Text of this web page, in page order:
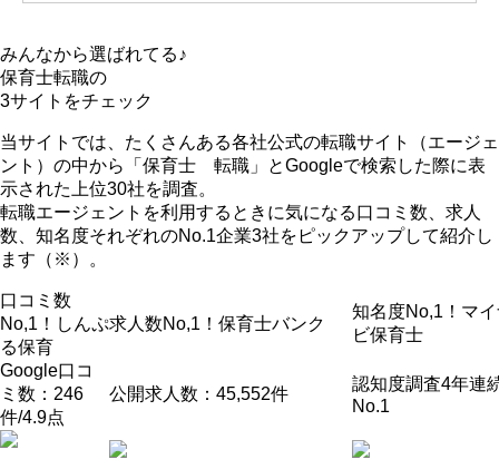
みんなから選ばれてる♪
保育士転職の
3サイト をチェック
当サイトでは、たくさんある各社公式の転職サイト（エージェ
ント）の中から「保育士 転職」とGoogleで検索した際に表
示された上位30社を調査。
転職エージェントを利用するときに気になる口コミ数、求人
数、知名度それぞれのNo.1企業3社をピックアップして紹介 し
ます（※）。
口コミ数
No,1！ しんぷ
る保育
求人数No,1！ 保育士バンク
知名度No,1！ マ
ビ保育士
Google口コ
ミ数：246
件/4.9点
公開求人数：45,552件
認知度調査4年連
No.1